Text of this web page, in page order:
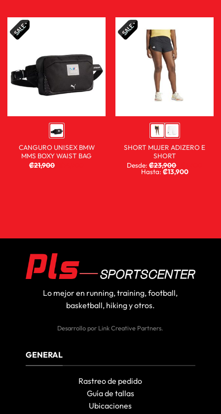
CANGURO UNISEX BMW
MMS BOXY WAIST BAG
₡21,900
SHORT MUJER ADIZERO E
SHORT
Desde:₡23,900
Hasta:₡13,900
Lo mejor en running, training, football,
basketball, hiking y otros.
Desarrollo por Link Creative Partners.
GENERAL
Rastreo de pedido
Guía de tallas
Ubicaciones